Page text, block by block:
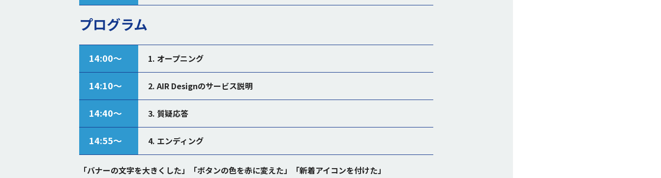
プログラム
14:00〜 1. オープニング
14:10〜 2. AIR Designのサービス説明
14:40〜 3. 質疑応答
14:55〜 4. エンディング
「バナーの文字を大きくした」「ボタンの色を赤に変えた」「新着アイコンを付けた」